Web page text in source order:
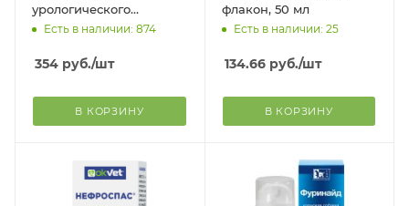
урологического
синдрома и
для кошек, 3 фл. по 10
Есть в наличии: 874
354 руб./шт
В КОРЗИНУ
флакон, 50 мл
Есть в наличии: 25
134.66руб./шт
В КОРЗИНУ